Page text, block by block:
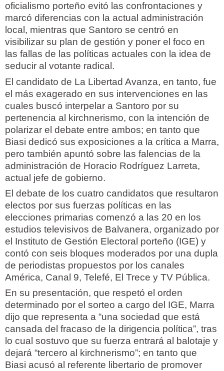
oficialismo porteño evitó las confrontaciones y
marcó diferencias con la actual administración
local, mientras que Santoro se centró en
visibilizar su plan de gestión y poner el foco en
las fallas de las políticas actuales con la idea de
seducir al votante radical.
El candidato de La Libertad Avanza, en tanto, fue
el más exagerado en sus intervenciones en las
cuales buscó interpelar a Santoro por su
pertenencia al kirchnerismo, con la intención de
polarizar el debate entre ambos; en tanto que
Biasi dedicó sus exposiciones a la crítica a Marra,
pero también apuntó sobre las falencias de la
administración de Horacio Rodríguez Larreta,
actual jefe de gobierno.
El debate de los cuatro candidatos que resultaron
electos por sus fuerzas políticas en las
elecciones primarias comenzó a las 20 en los
estudios televisivos de Balvanera, organizado por
el Instituto de Gestión Electoral porteño (IGE) y
contó con seis bloques moderados por una dupla
de periodistas propuestos por los canales
América, Canal 9, Telefé, El Trece y TV Pública.
En su presentación, que respetó el orden
determinado por el sorteo a cargo del IGE, Marra
dijo que representa a “una sociedad que está
cansada del fracaso de la dirigencia política”, tras
lo cual sostuvo que su fuerza entrará al balotaje y
dejará “tercero al kirchnerismo”; en tanto que
Biasi acusó al referente libertario de promover